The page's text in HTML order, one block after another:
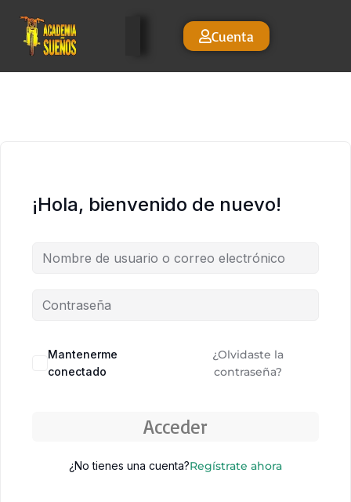
Cuenta
¡Hola, bienvenido de nuevo!
Mantenerme
conectado
¿Olvidaste la
contraseña?
Acceder
¿No tienes una cuenta?Regístrate ahora